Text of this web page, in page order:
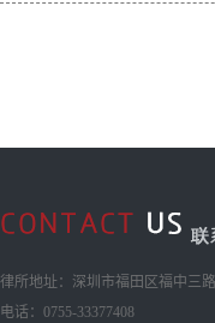
律所地址：深圳市福田区福中三
电话：0755-33377408